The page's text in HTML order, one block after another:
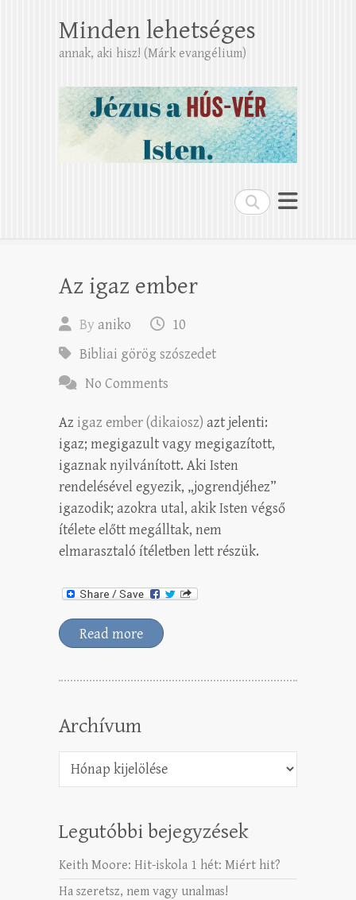
Search
Minden lehetséges
annak, aki hisz! (Márk evangélium)
Az igaz ember
By aniko
10
Bibliai görög szószedet
No Comments
Az igaz ember (dikaiosz) azt jelenti:
igaz; megigazult vagy megigazított,
igaznak nyilvánított. Aki Isten
rendelésével egyezik, „jogrendjéhez”
igazodik; azokra utal, akik Isten végső
ítélete előtt megálltak, nem
elmarasztaló ítéletben lett részük.
Read more
Archívum
Legutóbbi bejegyzések
Keith Moore: Hit-iskola 1 hét: Miért hit?
Ha szeretsz, nem vagy unalmas!